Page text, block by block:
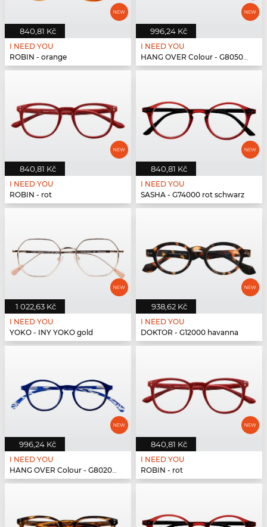
840,81 Kč
I NEED YOU
ROBIN - orange
996,24 Kč
I NEED YOU
HANG OVER Colour - G80500 pink
840,81 Kč
I NEED YOU
ROBIN - rot
840,81 Kč
I NEED YOU
SASHA - G74000 rot schwarz
1 022,63 Kč
I NEED YOU
YOKO - INY YOKO gold
938,62 Kč
I NEED YOU
DOKTOR - G12000 havanna
996,24 Kč
I NEED YOU
HANG OVER Colour - G80200 blau
840,81 Kč
I NEED YOU
ROBIN - rot